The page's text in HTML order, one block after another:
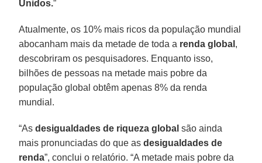
Unidos.”
Atualmente, os 10% mais ricos da população mundial
abocanham mais da metade de toda a renda global ,
descobriram os pesquisadores. Enquanto isso,
bilhões de pessoas na metade mais pobre da
população global obtêm apenas 8% da renda
mundial.
“Asdesigualdades de riqueza global são ainda
mais pronunciadas do que asdesigualdades de
renda”, conclui o relatório. “A metade mais pobre da